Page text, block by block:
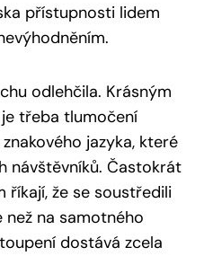
přístupnosti lidem
odlehčila. Krásným
třeba tlumočení
jazyka, které
návštěvníků. Častokrát
říkají, že se soustředili
na samotného
dostává zcela